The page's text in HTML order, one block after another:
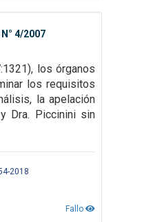
N° 4/2007
los órganos
los requisitos
la apelación
Dra. Piccinini sin
2018
Fallo